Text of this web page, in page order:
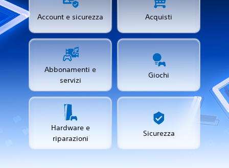
Account e sicurezza Acquisti
Abbonamenti e
servizi
Giochi
Hardware e
riparazioni
Sicurezza